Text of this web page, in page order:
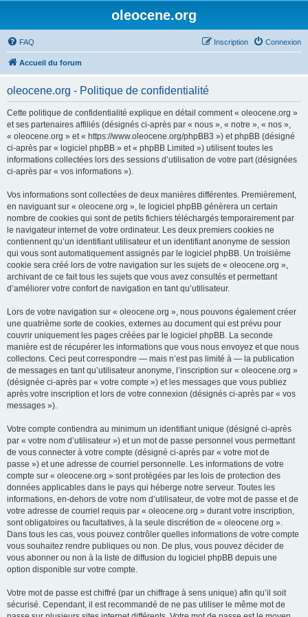
oleocene.org
FAQ Connexion
Inscription
Accueil du forum
oleocene.org - Politique de confidentialité
Cette politique de confidentialité explique en détail comment « oleocene.org »
et ses partenaires affiliés (désignés ci-après par « nous », « notre », « nos »,
« oleocene.org » et « https://www.oleocene.org/phpBB3 ») et phpBB (désigné
ci-après par « logiciel phpBB » et « phpBB Limited ») utilisent toutes les
informations collectées lors des sessions d’utilisation de votre part (désignées
ci-après par « vos informations »).
Vos informations sont collectées de deux manières différentes. Premièrement,
en naviguant sur « oleocene.org », le logiciel phpBB génèrera un certain
nombre de cookies qui sont de petits fichiers téléchargés temporairement par
le navigateur internet de votre ordinateur. Les deux premiers cookies ne
contiennent qu’un identifiant utilisateur et un identifiant anonyme de session
qui vous sont automatiquement assignés par le logiciel phpBB. Un troisième
cookie sera créé lors de votre navigation sur les sujets de « oleocene.org »,
archivant de ce fait tous les sujets que vous avez consultés et permettant
d’améliorer votre confort de navigation en tant qu’utilisateur.
Lors de votre navigation sur « oleocene.org », nous pouvons également créer
une quatrième sorte de cookies, externes au document qui est prévu pour
couvrir uniquement les pages créées par le logiciel phpBB. La seconde
manière est de récupérer les informations que vous nous envoyez et que nous
collectons. Ceci peut correspondre — mais n’est pas limité à — la publication
de messages en tant qu’utilisateur anonyme, l’inscription sur « oleocene.org »
(désignée ci-après par « votre compte ») et les messages que vous publiez
après votre inscription et lors de votre connexion (désignés ci-après par « vos
messages »).
Votre compte contiendra au minimum un identifiant unique (désigné ci-après
par « votre nom d’utilisateur ») et un mot de passe personnel vous permettant
de vous connecter à votre compte (désigné ci-après par « votre mot de
passe ») et une adresse de courriel personnelle. Les informations de votre
compte sur « oleocene.org » sont protégées par les lois de protection des
données applicables dans le pays qui héberge notre serveur. Toutes les
informations, en-dehors de votre nom d’utilisateur, de votre mot de passe et de
votre adresse de courriel requis par « oleocene.org » durant votre inscription,
sont obligatoires ou facultatives, à la seule discrétion de « oleocene.org ».
Dans tous les cas, vous pouvez contrôler quelles informations de votre compte
vous souhaitez rendre publiques ou non. De plus, vous pouvez décider de
vous abonner ou non à la liste de diffusion du logiciel phpBB depuis une
option disponible sur votre compte.
Votre mot de passe est chiffré (par un chiffrage à sens unique) afin qu’il soit
sécurisé. Cependant, il est recommandé de ne pas utiliser le même mot de